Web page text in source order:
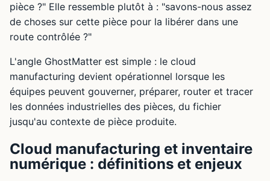
pièce ?" Elle ressemble plutôt à : "savons-nous assez
de choses sur cette pièce pour la libérer dans une
route contrôlée ?"
L'angle GhostMatter est simple : le cloud
manufacturing devient opérationnel lorsque les
équipes peuvent gouverner, préparer, router et tracer
les données industrielles des pièces, du fichier
jusqu'au contexte de pièce produite.
Cloud manufacturing et inventaire
numérique : définitions et enjeux